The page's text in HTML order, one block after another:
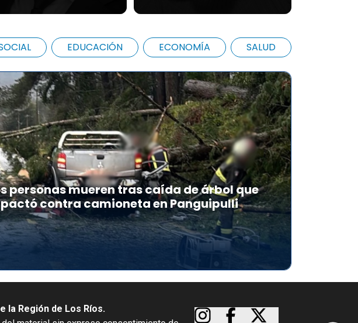
EDUCACIÓN ECONOMÍA SALUD
personas mueren tras caída de árbol que
contra camioneta en Panguipulli
la Región de Los Ríos.